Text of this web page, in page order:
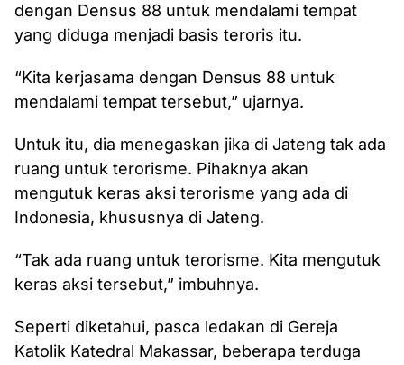
dengan Densus 88 untuk mendalami tempat
yang diduga menjadi basis teroris itu.
“Kita kerjasama dengan Densus 88 untuk
mendalami tempat tersebut,” ujarnya.
Untuk itu, dia menegaskan jika di Jateng tak ada
ruang untuk terorisme. Pihaknya akan
mengutuk keras aksi terorisme yang ada di
Indonesia, khususnya di Jateng.
“Tak ada ruang untuk terorisme. Kita mengutuk
keras aksi tersebut,” imbuhnya.
Seperti diketahui, pasca ledakan di Gereja
Katolik Katedral Makassar, beberapa terduga